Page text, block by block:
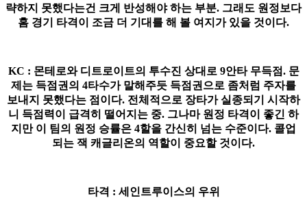
략하지 못했다는건 크게 반성해야 하는 부분. 그래도 원정보다
홈 경기 타격이 조금 더 기대를 해 볼 여지가 있을 것이다.
KC : 몬테로와 디트로이트의 투수진 상대로 9안타 무득점. 문
제는 득점권의 4타수가 말해주듯 득점권으로 좀처럼 주자를
보내지 못했다는 점이다. 전체적으로 장타가 실종되기 시작하
니 득점력이 급격히 떨어지는 중. 그나마 원정 타격이 좋긴 하
지만 이 팀의 원정 승률은 4할을 간신히 넘는 수준이다. 콜업
되는 잭 캐글리온의 역할이 중요할 것이다.
타격 : 세인트루이스의 우위